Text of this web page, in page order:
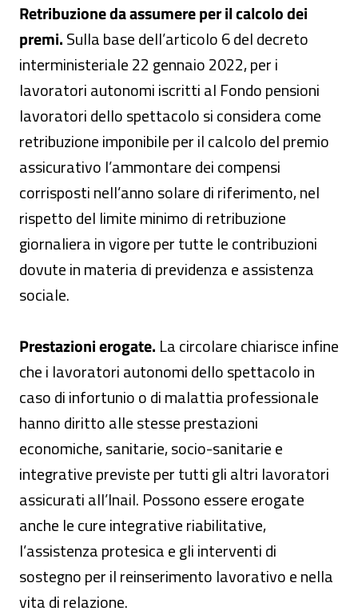
Retribuzione da assumere per il calcolo dei
premi.Sulla base dell’articolo 6 del decreto
interministeriale 22 gennaio 2022, per i
lavoratori autonomi iscritti al Fondo pensioni
lavoratori dello spettacolo si considera come
retribuzione imponibile per il calcolo del premio
assicurativo l’ammontare dei compensi
corrisposti nell’anno solare di riferimento, nel
rispetto del limite minimo di retribuzione
giornaliera in vigore per tutte le contribuzioni
dovute in materia di previdenza e assistenza
sociale.
Prestazioni erogate. La circolare chiarisce infine
che i lavoratori autonomi dello spettacolo in
caso di infortunio o di malattia professionale
hanno diritto alle stesse prestazioni
economiche, sanitarie, socio-sanitarie e
integrative previste per tutti gli altri lavoratori
assicurati all’Inail. Possono essere erogate
anche le cure integrative riabilitative,
l’assistenza protesica e gli interventi di
sostegno per il reinserimento lavorativo e nella
vita di relazione.